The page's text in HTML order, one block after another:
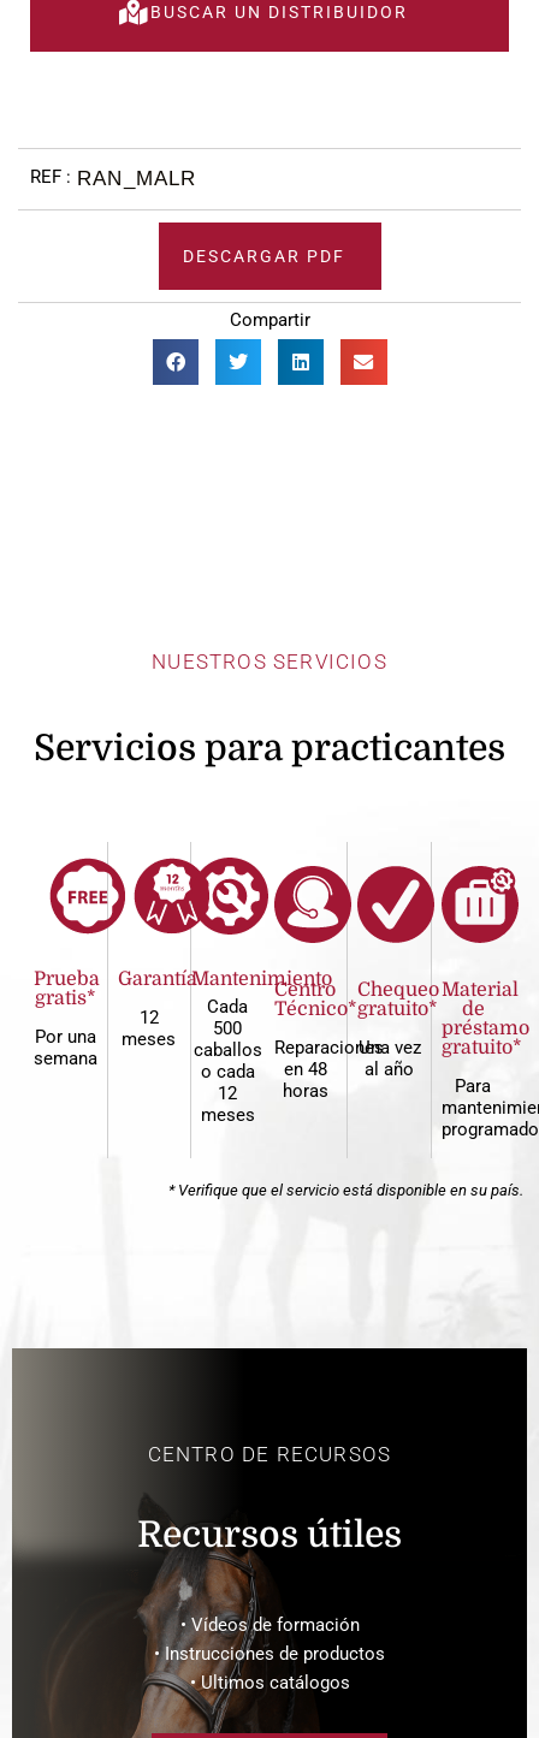
BUSCAR UN DISTRIBUIDOR
RAN_MALR
DESCARGAR PDF
Compartir
NUESTROS SERVICIOS
Servicios para practicantes
Prueba
gratis*
Por una
semana
Garantía
12
meses
Mantenimiento
Cada
500
caballos
o cada
12
meses
Centro
Técnico*
Reparaciones
en 48
horas
Chequeo
gratuito*
Una vez
al año
Material
de
préstamo
gratuito*
Para
programado
* Verifique que el servicio está disponible en su país.
CENTRO DE RECURSOS
Recursos útiles
• Vídeos de formación
• Instrucciones de productos
• Ultimos catálogos